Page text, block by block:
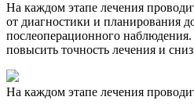
На каждом этапе лечения
от диагностики и планирования
послеоперационного
повысить точность лечения и
На каждом этапе лечения